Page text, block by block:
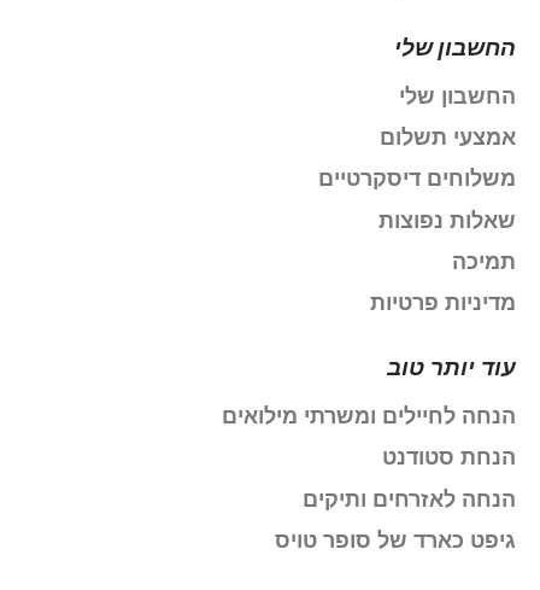
החשבון שלי
החשבון שלי
אמצעי תשלום
משלוחים דיסקרטיים
שאלות נפוצות
תמיכה
מדיניות פרטיות
עוד יותר טוב
הנחה לחיילים ומשרתי מילואים
הנחת סטודנט
הנחה לאזרחים ותיקים
גיפט כארד של סופר טויס